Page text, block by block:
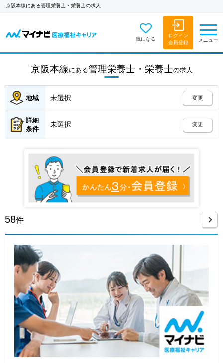
京阪本線にある管理栄養士・栄養士の求人
気になる
ログイン
会員登録
メニュー
京阪本線 にある管理栄養士・栄養士の求人
地域 未選択 変更
詳細
条件
未選択 変更
58件